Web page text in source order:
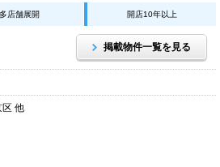
多店舗展開 開店10年以上
掲載物件一覧を見る
区 他